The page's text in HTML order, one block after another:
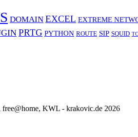
DOMAIN EXCEL EXTREME
PRTG PYTHON ROUTE SIP SQUID
KWL - krakovic.de 2026